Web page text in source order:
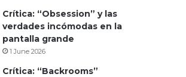
Crítica: “Obsession” y las
verdades incómodas en la
pantalla grande
1 June 2026
Crítica: “Backrooms”